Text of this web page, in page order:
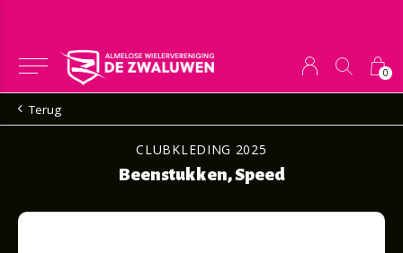
0
Terug
CLUBKLEDING 2025
Beenstukken, Speed